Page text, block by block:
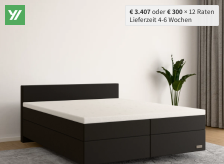
€ 3.407oder€ 300 × 12 Raten
Lieferzeit 4-6 Wochen